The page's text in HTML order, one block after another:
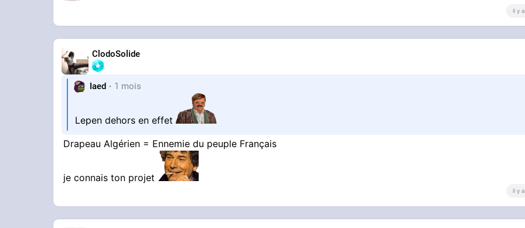
il y
ClodoSolide
Iaed 1 mois
Lepen dehors en effet
Drapeau Algérien = Ennemie du peuple Français
je connais ton projet
il y